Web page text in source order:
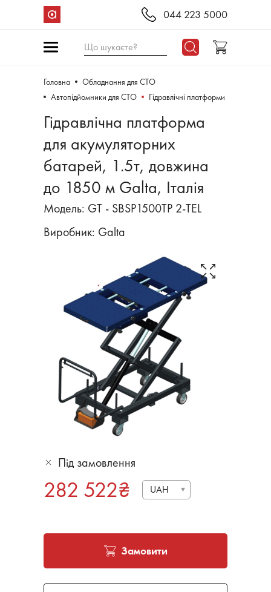
044 223 5000
Що шукаєте?
Головна
Обладнання для СТО
Автопідйомники для СТО
Гідравлічні платформи
Гідравлічна платформа
для акумуляторних
батарей, 1.5т, довжина
до 1850 м Galta, Італія
Модель: GT - SBSP1500TP 2-TEL
Виробник: Galta
Під замовлення
282 522₴ UAH
Замовити